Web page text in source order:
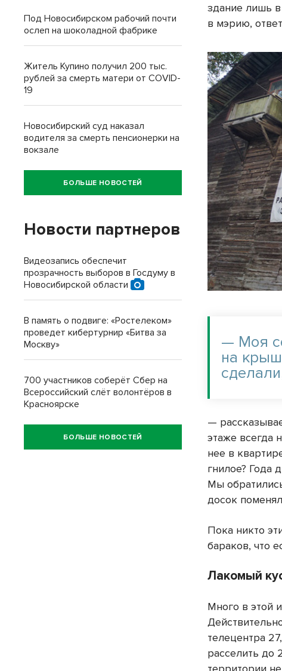
здание лишь
в мэрию,
— Моя
на
—
этаже всегда
нее в
гнилое? Года
Мы
досок
Пока никто
бараков, что
Лакомый
Много в этой
телецентра
расселить до
Под Новосибирском рабочий почти
ослеп на шоколадной фабрике
Житель Купино получил 200 тыс.
рублей за смерть матери от COVID-
19
Новосибирский суд наказал
водителя за смерть пенсионерки на
вокзале
БОЛЬШЕ НОВОСТЕЙ
Новости партнеров
Видеозапись обеспечит
прозрачность выборов в Госдуму в
Новосибирской области
В память о подвиге: «Ростелеком»
проведет кибертурнир «Битва за
Москву»
700 участников соберёт Сбер на
Всероссийский слёт волонтёров в
Красноярске
БОЛЬШЕ НОВОСТЕЙ